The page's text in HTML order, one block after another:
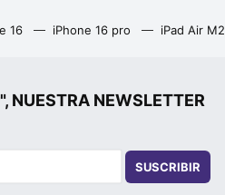
16 iPhone 16 pro iPad Air
NUESTRA NEWSLETTER
SUSCRIBIR